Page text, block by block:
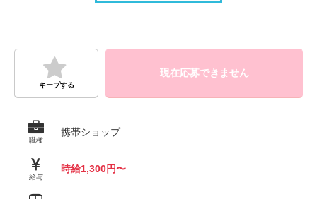
キープする
現在応募できません
職種
携帯ショップ
給与
時給1,300円〜